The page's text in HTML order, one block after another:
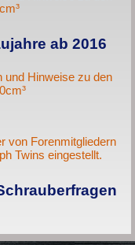
ab 2016
und Hinweise zu den
von Forenmitgliedern
Twins eingestellt.